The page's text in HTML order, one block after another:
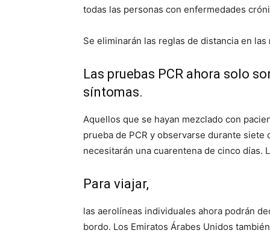
todas las personas con enfermedades
Se eliminarán las reglas de distancia en las
Las pruebas PCR ahora solo
síntomas.
Aquellos que se hayan mezclado con
prueba de PCR y observarse durante
necesitarán una cuarentena de cinco días.
Para viajar,
las aerolíneas individuales ahora podrán
bordo. Los Emiratos Árabes Unidos